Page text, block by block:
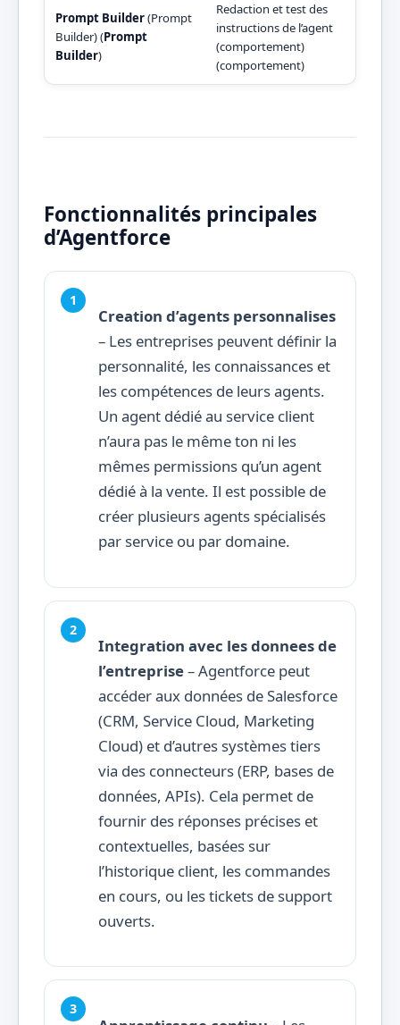
Prompt Builder(Prompt
Builder) (Prompt
Builder)
Redaction et test des
instructions de l’agent
(comportement)
(comportement)
Fonctionnalités principales
d’Agentforce
Creation d’agents personnalises
– Les entreprises peuvent définir la
personnalité, les connaissances et
les compétences de leurs agents.
Un agent dédié au service client
n’aura pas le même ton ni les
mêmes permissions qu’un agent
dédié à la vente. Il est possible de
créer plusieurs agents spécialisés
par service ou par domaine.
Integration avec les donnees de
l’entreprise– Agentforce peut
accéder aux données de Salesforce
(CRM, Service Cloud, Marketing
Cloud) et d’autres systèmes tiers
via des connecteurs (ERP, bases de
données, APIs). Cela permet de
fournir des réponses précises et
contextuelles, basées sur
l’historique client, les commandes
en cours, ou les tickets de support
ouverts.